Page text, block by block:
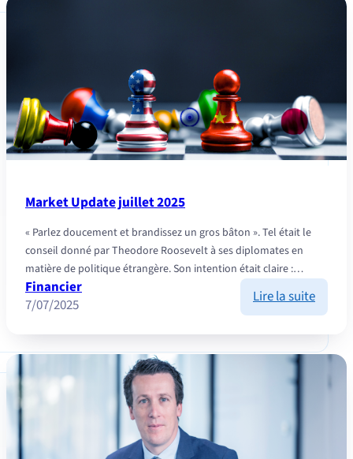
Market Update juillet 2025
« Parlez doucement et brandissez un gros bâton ». Tel était le
conseil donné par Theodore Roosevelt à ses diplomates en
matière de politique étrangère. Son intention était claire :…
Financier
7/07/2025
Lire la suite:
Market
juillet